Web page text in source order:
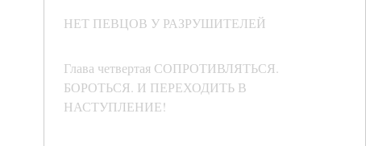
НЕТ ПЕВЦОВ У РАЗРУШИТЕЛЕЙ
Глава четвертая СОПРОТИВЛЯТЬСЯ.
БОРОТЬСЯ. И ПЕРЕХОДИТЬ В
НАСТУПЛЕНИЕ!